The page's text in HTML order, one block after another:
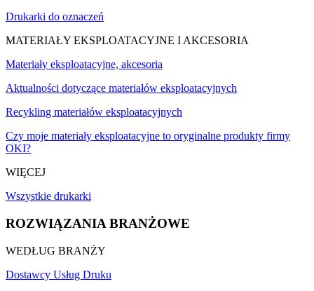
Drukarki do oznaczeń
MATERIAŁY EKSPLOATACYJNE I AKCESORIA
Materiały eksploatacyjne, akcesoria
Aktualności dotyczące materiałów eksploatacyjnych
Recykling materiałów eksploatacyjnych
Czy moje materiały eksploatacyjne to oryginalne produkty firmy
OKI?
WIĘCEJ
Wszystkie drukarki
ROZWIĄZANIA BRANŻOWE
WEDŁUG BRANŻY
Dostawcy Usług Druku